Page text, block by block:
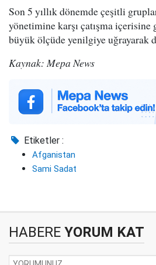
Son 5 yıllık dönemde çeşitli
yönetimine karşı çatışma
büyük ölçüde yenilgiye uğrayarak
Kaynak: Mepa News
Etiketler :
Afganistan
Sami Sadat
HABERE YORUM KAT